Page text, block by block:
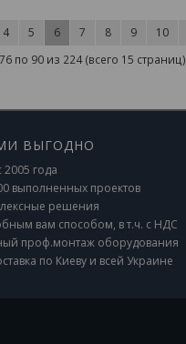
4 5 6 7 8 9 10
по 90 из 224 (всего 15 страниц)
ВЫГОДНО
2005 года
выполненных проектов
решения
вам способом, в т.ч. с НДС
проф.монтаж оборудования
по Киеву и всей Украине